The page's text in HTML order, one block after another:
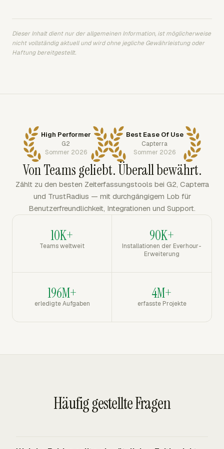
Dieser Inhalt dient nur der allgemeinen Information, ist möglicherweise
nicht vollständig aktuell und wird ohne jegliche Gewährleistung oder
Haftung bereitgestellt.
High Performer
G2
Sommer 2026
Best Ease Of Use
Capterra
Sommer 2026
Von Teams geliebt. Überall bewährt.
Zählt zu den besten Zeiterfassungstools bei G2, Capterra
und TrustRadius — mit durchgängigem Lob für
Benutzerfreundlichkeit, Integrationen und Support.
10K+
Teams weltweit
90K+
Installationen der Everhour-
Erweiterung
196M+
erledigte Aufgaben
4M+
erfasste Projekte
Häufig gestellte Fragen